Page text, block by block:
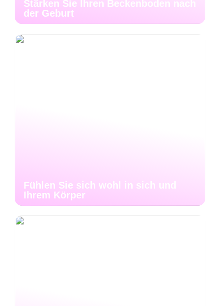
Stärken Sie Ihren Beckenboden nach
der Geburt
Fühlen Sie sich wohl in sich und
Ihrem Körper